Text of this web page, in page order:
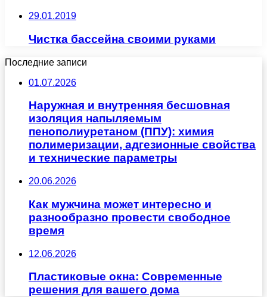
29.01.2019
Чистка бассейна своими руками
Последние записи
01.07.2026
Наружная и внутренняя бесшовная
изоляция напыляемым
пенополиуретаном (ППУ): химия
полимеризации, адгезионные свойства
и технические параметры
20.06.2026
Как мужчина может интересно и
разнообразно провести свободное
время
12.06.2026
Пластиковые окна: Современные
решения для вашего дома